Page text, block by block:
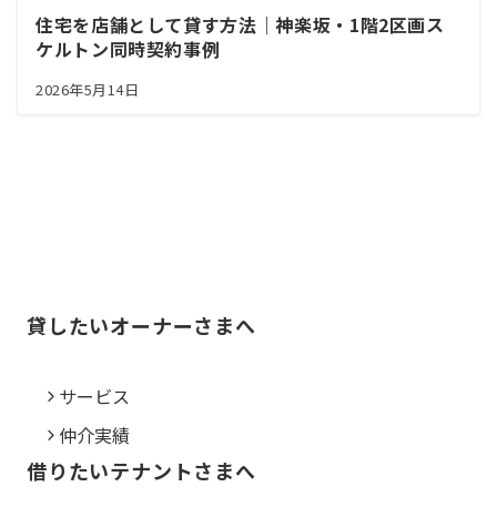
住宅を店舗として貸す方法｜神楽坂・1階2区画ス
ケルトン同時契約事例
2026年5月14日
貸したいオーナーさまへ
サービス
仲介実績
借りたいテナントさまへ